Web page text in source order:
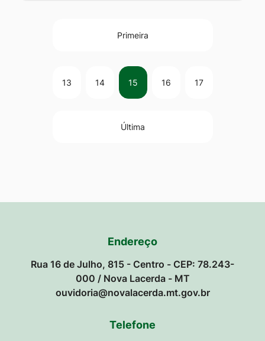
Primeira
13 14 15 16 17
Última
Endereço
Rua 16 de Julho, 815 - Centro - CEP: 78.243-
000 / Nova Lacerda - MT
ouvidoria@novalacerda.mt.gov.br
Telefone